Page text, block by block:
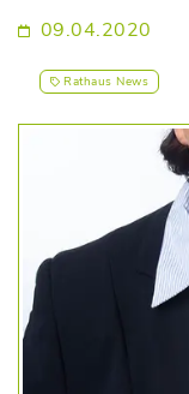
09.04.2020
Rathaus News